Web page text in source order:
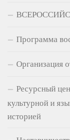
Программа
Организация
Ресурсный
культурной и
историей